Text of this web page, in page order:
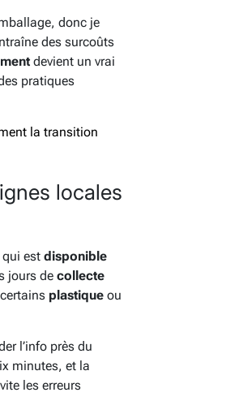
donc je
des surcoûts
devient un vrai
pratiques
la transition
locales
qui est disponible
jours de collecte
plastique ou
l’info près du
minutes, et la
les erreurs